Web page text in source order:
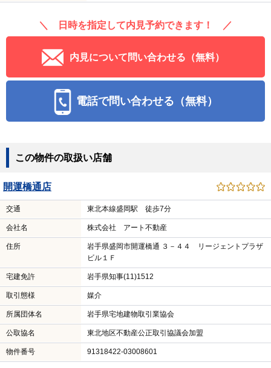
＼ 日時を指定して内見予約できます！ ／
内見について問い合わせる（無料）
電話で問い合わせる（無料）
この物件の取扱い店舗
開運橋通店
交通 東北本線盛岡駅 徒歩7分
会社名 株式会社 アート不動産
住所
岩手県盛岡市開運橋通 ３－４４ リージェントプラザ
ビル１Ｆ
宅建免許 岩手県知事(11)1512
取引態様 媒介
所属団体名 岩手県宅地建物取引業協会
公取協名 東北地区不動産公正取引協議会加盟
物件番号 91318422-03008601